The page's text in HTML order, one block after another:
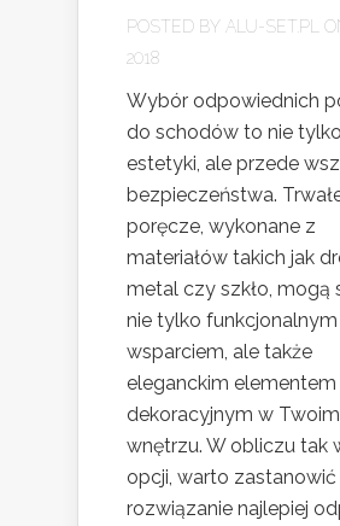
POSTED BY ALU-SET.PL
2018
Wybór odpowiednich
do schodów to nie
estetyki, ale przede
bezpieczeństwa.
poręcze, wykonane z
materiałów takich jak
metal czy szkło, mogą
nie tylko funkcjonalnym
wsparciem, ale także
eleganckim elementem
dekoracyjnym w Twoim
wnętrzu. W obliczu tak
opcji, warto zastanowić
rozwiązanie najlepiej